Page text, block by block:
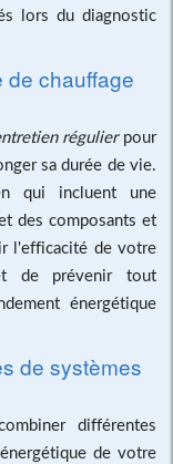
lors du diagnostic
de chauffage
régulierpour
sa durée de vie.
qui incluent une
des composants et
l'efficacité de votre
de prévenir tout
énergétique
de systèmes
différentes
de votre